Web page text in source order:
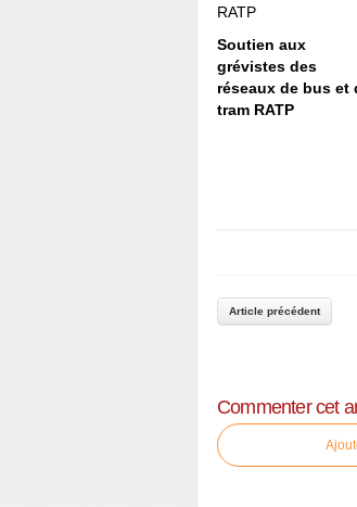
Soutien aux
grévistes des
réseaux de bus et
tram RATP
Article précédent
Commenter cet